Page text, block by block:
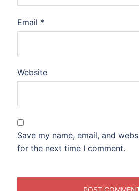
Email *
Website
Save my name, email, and
for the next time I comment.